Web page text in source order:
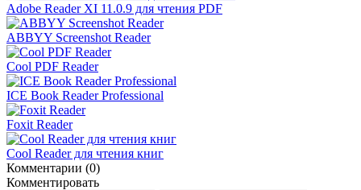
Adobe Reader XI 11.0.9 для чтения PDF
ABBYY Screenshot Reader
Cool PDF Reader
ICE Book Reader Professional
Foxit Reader
Cool Reader для чтения книг
Комментарии (0)
Комментировать